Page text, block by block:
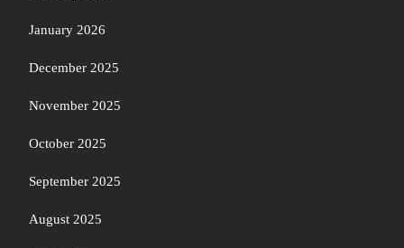
January 2026
December 2025
November 2025
October 2025
September 2025
August 2025